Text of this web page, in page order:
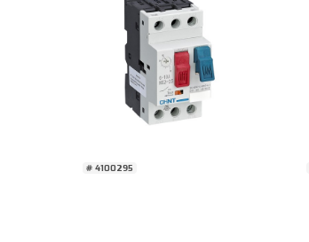
# 4100295